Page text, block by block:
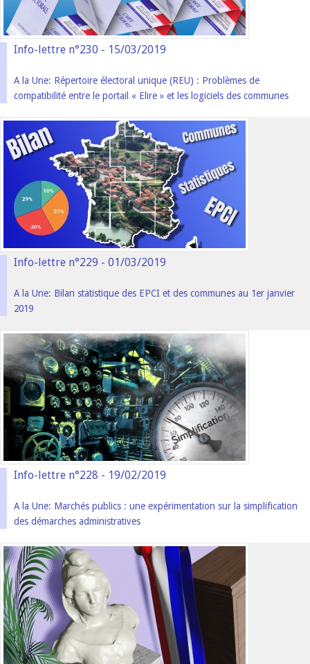
Info-lettre n°230 - 15/03/2019
A la Une: Répertoire électoral unique (REU) : Problèmes de
compatibilité entre le portail « Elire » et les logiciels des communes
Info-lettre n°229 - 01/03/2019
A la Une: Bilan statistique des EPCI et des communes au 1er janvier
2019
Info-lettre n°228 - 19/02/2019
A la Une: Marchés publics : une expérimentation sur la simplification
des démarches administratives